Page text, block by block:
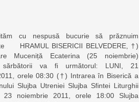
cu nespusă bucurie să prăznuim
HRAMUL BISERICII BELVEDERE, †)
Muceniță Ecaterina (25 noiembrie)
sărbătorii va fi următorul: LUNI, 21
orele 08:30 (†) Intrarea în Biserică a
Slujba Utreniei Slujba Sfintei Liturghii
23 noiembrie 2011, orele 18:00 Slujba